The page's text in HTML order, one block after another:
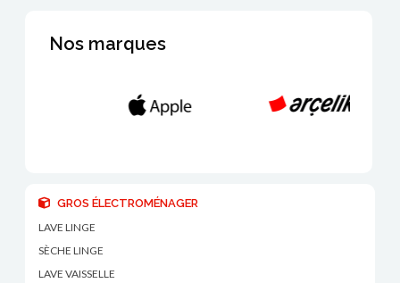
Nos marques
GROS ÉLECTROMÉNAGER
LAVE LINGE
SÈCHE LINGE
LAVE VAISSELLE